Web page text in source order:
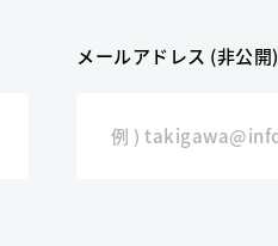
メールアドレス (非公開)